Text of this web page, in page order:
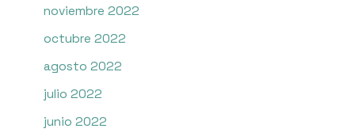
noviembre 2022
octubre 2022
agosto 2022
julio 2022
junio 2022